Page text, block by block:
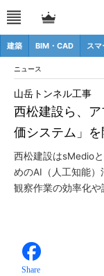
建築 BIM・CAD ス
ニュース
西松建設ら、
価システム」を
山岳トンネル工事
西松建設はsMedio
めのAI（人工知能）
観察作業の効率化や
Share